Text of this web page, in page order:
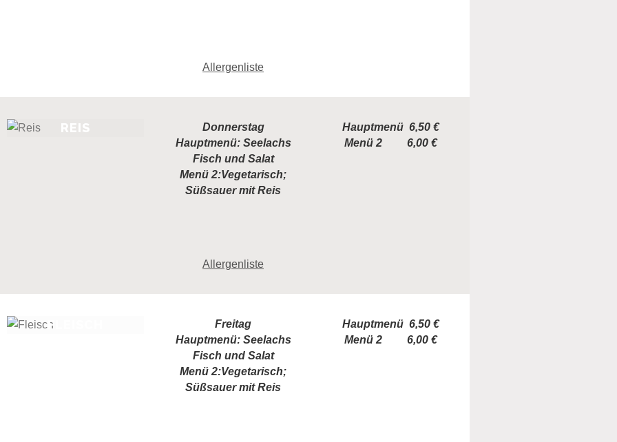
Allergenliste
REIS
Donnerstag
Hauptmenü: Seelachs
Fisch und Salat
Menü 2:Vegetarisch;
Süßsauer mit Reis
Allergenliste
Hauptmenü 6,50 €
Menü 2 6,00 €
FLEISCH
Freitag
Hauptmenü: Seelachs
Fisch und Salat
Menü 2:Vegetarisch;
Süßsauer mit Reis
Hauptmenü 6,50 €
Menü 2 6,00 €